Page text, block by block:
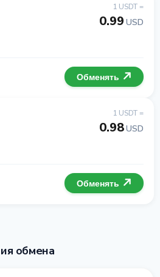
1 USDT =
0.99 USD
Обменять
1 USDT =
0.98USD
Обменять
обмена